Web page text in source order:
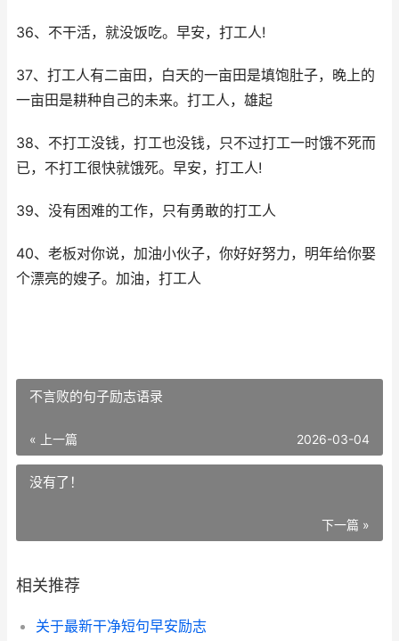
36、不干活，就没饭吃。早安，打工人!
37、打工人有二亩田，白天的一亩田是填饱肚子，晚上的
一亩田是耕种自己的未来。打工人，雄起
38、不打工没钱，打工也没钱，只不过打工一时饿不死而
已，不打工很快就饿死。早安，打工人!
39、没有困难的工作，只有勇敢的打工人
40、老板对你说，加油小伙子，你好好努力，明年给你娶
个漂亮的嫂子。加油，打工人
​不言败的句子励志语录
« 上一篇 2026-03-04
没有了！
下一篇 »
相关推荐
​关于最新干净短句早安励志